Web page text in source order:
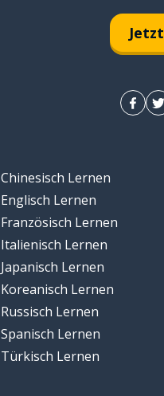
Chinesisch Lernen
Englisch Lernen
Französisch Lernen
Italienisch Lernen
Japanisch Lernen
Koreanisch Lernen
Russisch Lernen
Spanisch Lernen
Türkisch Lernen